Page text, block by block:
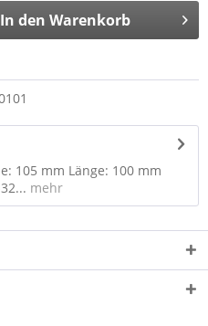
In den Warenkorb
105 mm Länge: 100 mm
mehr